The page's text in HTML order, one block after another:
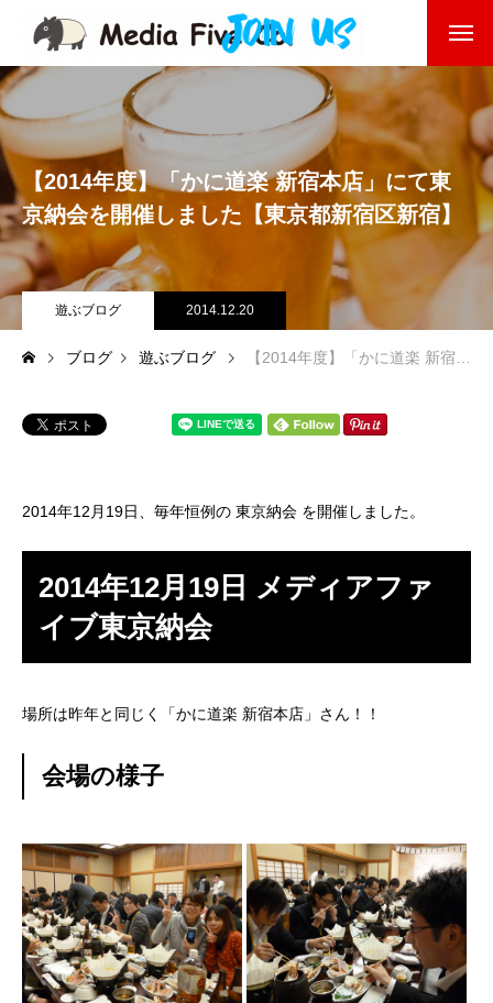
About
企業理念
代表挨拶
会社沿革
会社概要
東京オフィス
福岡オフィス
SI事業
ITアウトソーシング事業
その他の事業
ITエンジニア職
その他の職種
環境を知る Environment
【2014年度】「かに道楽 新宿本店」にて東
京納会を開催しました【東京都新宿区新宿】
遊ぶブログ 2014.12.20
ブログ 遊ぶブログ 【2014年度】「かに道楽 新宿本店」にて東京納会を開催しました【東京都新宿区新宿】
2014年12月19日、毎年恒例の 東京納会 を開催しました。
2014年12月19日 メディアファ
イブ東京納会
場所は昨年と同じく「かに道楽 新宿本店」さん！！
会場の様子